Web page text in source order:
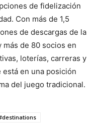
de fidelización
Con más de 1,5
de descargas de la
de 80 socios en
loterías, carreras y
en una posición
del juego tradicional.